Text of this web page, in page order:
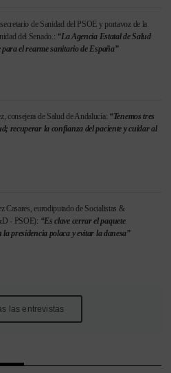
de Sanidad del PSOE y portavoz de la
del Senado.: “La Agencia Estatal de Salud
para el rearme sanitario de España”
consejera de Salud de Andalucía: “Tenemos tres
recuperar la confianza del paciente y cuidar al
Casares, eurodiputado de Socialistas &
- PSOE): “Es clave cerrar el paquete
la presidencia polaca y evitar la danesa”
las entrevistas